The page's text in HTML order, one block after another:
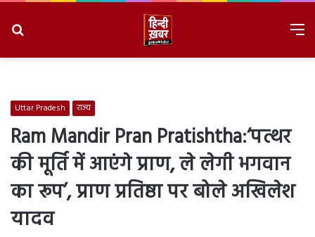
Uttar Pradesh राज्य
Ram Mandir Pran Pratishtha:‘पत्थर
की मूर्ति में आएंगे प्राण, ले लेगी भगवान
का रूप’, प्राण प्रतिष्ठा पर बोले अखिलेश
यादव